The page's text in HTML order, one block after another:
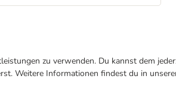
zu verwenden. Du kannst dem
Weitere Informationen findest du in